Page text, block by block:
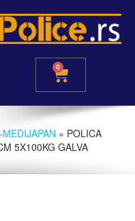
0
» POLICA
5X100KG GALVA